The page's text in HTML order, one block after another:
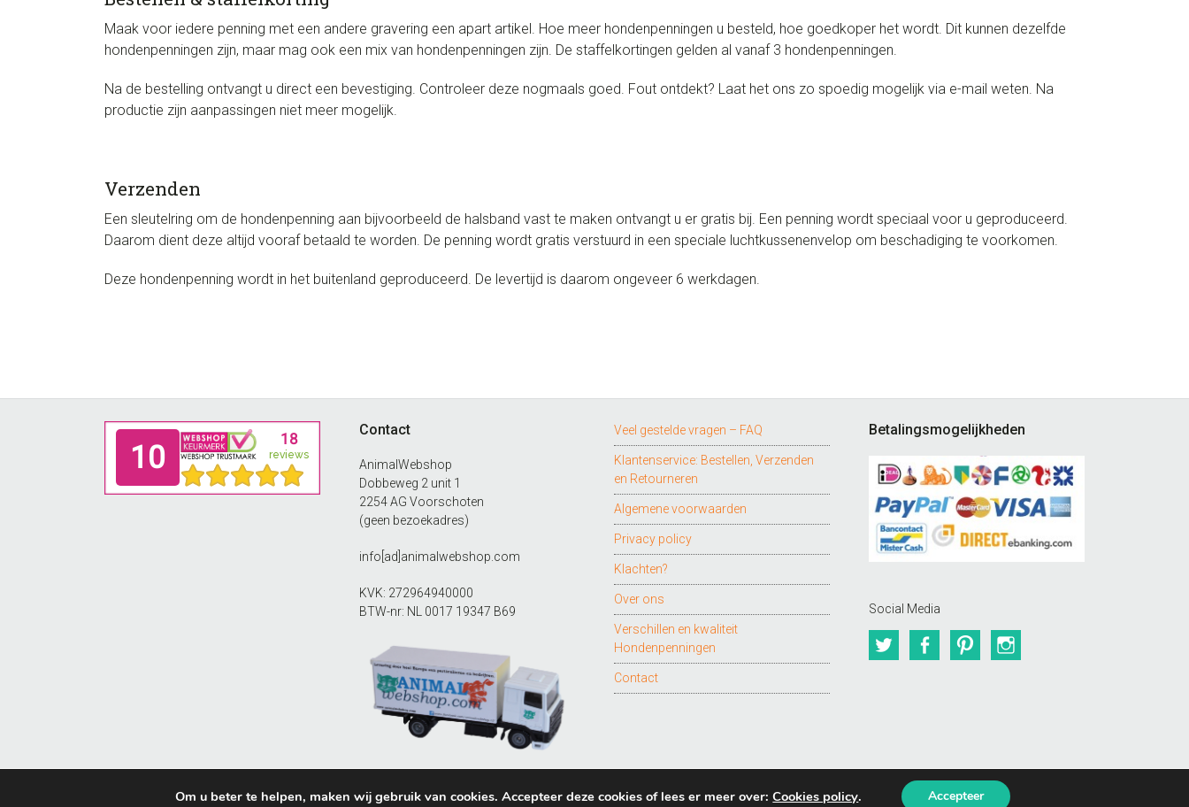
Maak voor iedere penning met een andere gravering een apart artikel. Hoe meer hondenpenningen u besteld, hoe goedkoper het wordt. Dit kunnen dezelfde
hondenpenningen zijn, maar mag ook een mix van hondenpenningen zijn. De staffelkortingen gelden al vanaf 3 hondenpenningen.
Na de bestelling ontvangt u direct een bevestiging. Controleer deze nogmaals goed. Fout ontdekt? Laat het ons zo spoedig mogelijk via e-mail weten. Na
productie zijn aanpassingen niet meer mogelijk.
Verzenden
Een sleutelring om de hondenpenning aan bijvoorbeeld de halsband vast te maken ontvangt u er gratis bij. Een penning wordt speciaal voor u geproduceerd.
Daarom dient deze altijd vooraf betaald te worden. De penning wordt gratis verstuurd in een speciale luchtkussenenvelop om beschadiging te voorkomen.
Deze hondenpenning wordt in het buitenland geproduceerd. De levertijd is daarom ongeveer 6 werkdagen.
Contact
AnimalWebshop
Dobbeweg 2 unit 1
2254 AG Voorschoten
(geen bezoekadres)
info[ad]animalwebshop.com
KVK: 272964940000
BTW-nr: NL 0017 19347 B69
Veel gestelde vragen – FAQ
Klantenservice: Bestellen, Verzenden
en Retourneren
Algemene voorwaarden
Privacy policy
Klachten?
Over ons
Verschillen en kwaliteit
Hondenpenningen
Contact
Betalingsmogelijkheden
Social Media
TwitterFacebookPinterest
Om u beter te helpen, maken wij gebruik van cookies. Accepteer deze cookies of lees er meer over:Cookies policy. Accepteer